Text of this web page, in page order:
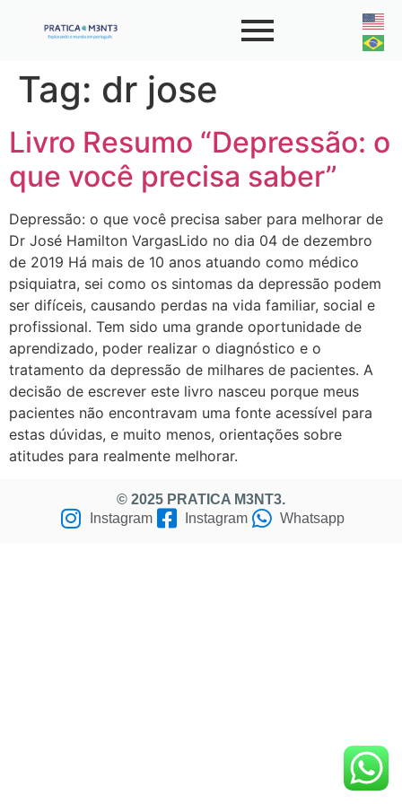
Tag: dr jose
Livro Resumo “Depressão: o
que você precisa saber”
Depressão: o que você precisa saber para melhorar de
Dr José Hamilton VargasLido no dia 04 de dezembro
de 2019 Há mais de 10 anos atuando como médico
psiquiatra, sei como os sintomas da depressão podem
ser difíceis, causando perdas na vida familiar, social e
profissional. Tem sido uma grande oportunidade de
aprendizado, poder realizar o diagnóstico e o
tratamento da depressão de milhares de pacientes. A
decisão de escrever este livro nasceu porque meus
pacientes não encontravam uma fonte acessível para
estas dúvidas, e muito menos, orientações sobre
atitudes para realmente melhorar.
© 2025 PRATICA M3NT3.
Instagram
Instagram Whatsapp